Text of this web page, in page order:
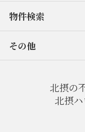
物件検索
その他
北摂の
北摂